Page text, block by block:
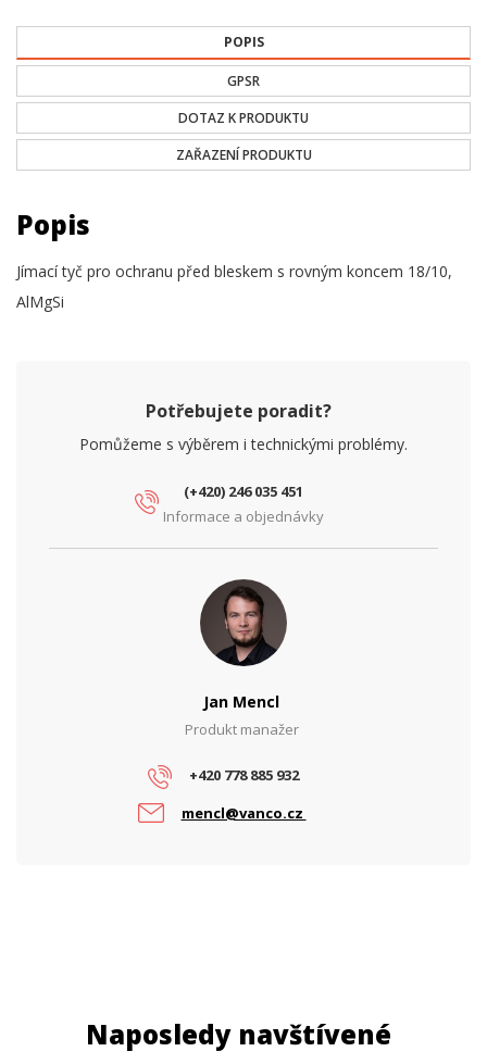
POPIS
GPSR
DOTAZ K PRODUKTU
ZAŘAZENÍ PRODUKTU
Popis
Jímací tyč pro ochranu před bleskem s rovným koncem 18/10,
AlMgSi
Potřebujete poradit?
Pomůžeme s výběrem i technickými problémy.
(+420) 246 035 451
Informace a objednávky
Jan Mencl
Produkt manažer
+420 778 885 932
mencl@vanco.cz
Naposledy navštívené